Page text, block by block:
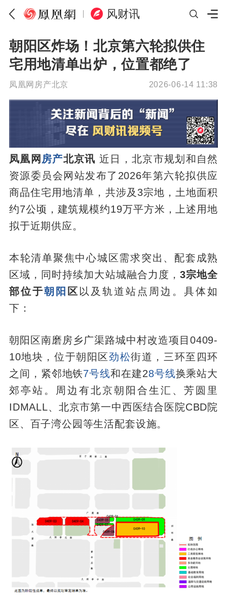
风财讯
朝阳区炸场！北京第六轮拟供住
宅用地清单出炉，位置都绝了
凤凰网房产北京 2026-06-14 11:38
凤凰网 房产北京讯 近日，北京市规划和自然
资源委员会网站发布了2026年第六轮拟供应
商品住宅用地清单，共涉及3宗地，土地面积
约7公顷，建筑规模约19万平方米，上述用地
拟于近期供应。
本轮清单聚焦中心城区需求突出、配套成熟
区域，同时持续加大站城融合力度，3宗地全
部位于朝阳 区 以及轨道站点周边。具体如
下：
朝阳区南磨房乡广渠路城中村改造项目0409-
10地块，位于朝阳区劲松街道，三环至四环
之间，紧邻地铁7号线和在建28号线换乘站大
郊亭站。周边有北京朝阳合生汇、芳圆里
IDMALL、北京市第一中西医结合医院CBD院
区、百子湾公园等生活配套设施。